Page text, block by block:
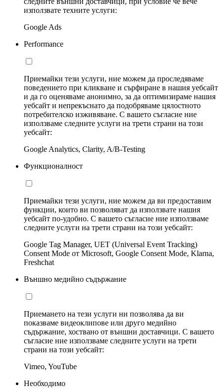
използвате техните услуги:
Google Ads
Performance
Приемайки тези услуги, ние можем да проследяваме
поведението при кликване и сърфиране в нашия уебсайт
и да го оценяваме анонимно, за да оптимизираме нашия
уебсайт и непрекъснато да подобряваме цялостното
потребителско изживяване. С вашето съгласие ние
използваме следните услуги на трети страни на този
уебсайт:
Google Analytics, Clarity, A/B-Testing
Функционалност
Приемайки тези услуги, ние можем да ви предоставим
функции, които ви позволяват да използвате нашия
уебсайт по-удобно. С вашето съгласие ние използваме
следните услуги на трети страни на този уебсайт:
Google Tag Manager, UET (Universal Event Tracking)
Consent Mode от Microsoft, Google Consent Mode, Klarna,
Freshchat
Външно медийно съдържание
Приемането на тези услуги ни позволява да ви
показваме видеоклипове или друго медийно
съдържание, хоствано от външни доставчици. С вашето
съгласие ние използваме следните услуги на трети
страни на този уебсайт:
Vimeo, YouTube
Необходимо